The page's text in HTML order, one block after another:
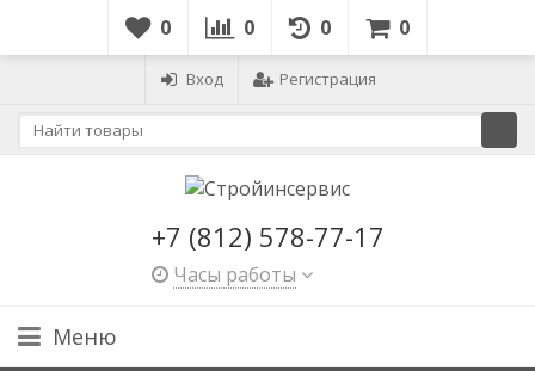
0 0 0 0
Вход Регистрация
+7 (812) 578-77-17
Часы работы
Меню